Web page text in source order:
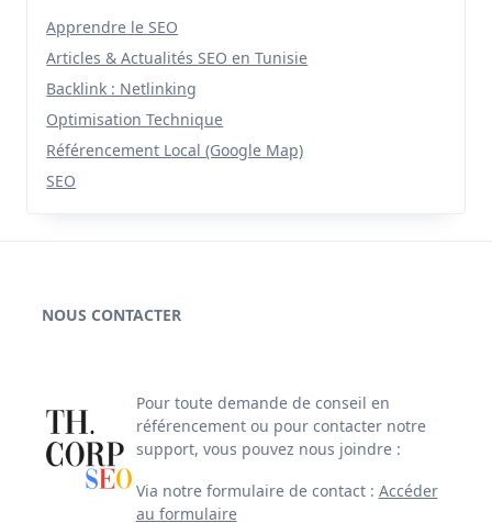
Apprendre le SEO
Articles & Actualités SEO en Tunisie
Backlink : Netlinking
Optimisation Technique
Référencement Local (Google Map)
SEO
NOUS CONTACTER
Pour toute demande de conseil en
référencement ou pour contacter notre
support, vous pouvez nous joindre :
Via notre formulaire de contact : Accéder
au formulaire